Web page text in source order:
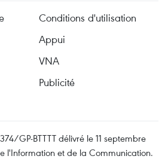
Conditions d'utilisation
Appui
VNA
Publicité
GP-BTTTT délivré le 11 septembre
l'Information et de la Communication.